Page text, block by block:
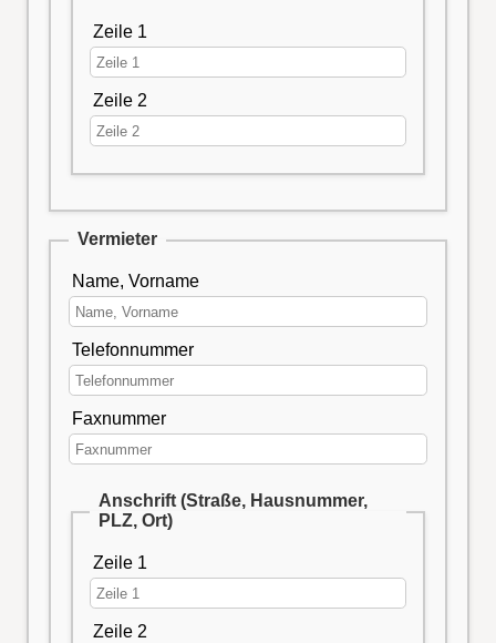
Zeile 1
Zeile 2
Vermieter
Name, Vorname
Telefonnummer
Faxnummer
Anschrift (Straße, Hausnummer,
PLZ, Ort)
Zeile 1
Zeile 2